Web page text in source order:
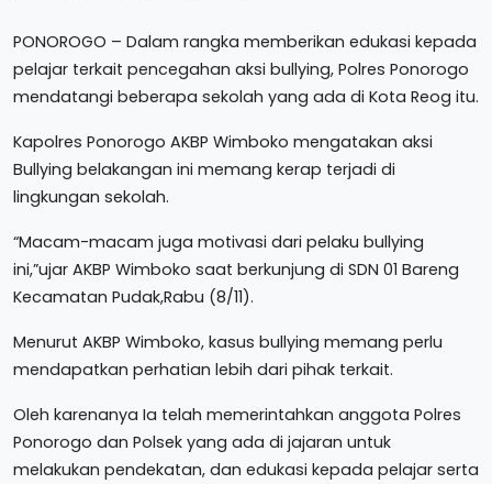
PONOROGO – Dalam rangka memberikan edukasi kepada
pelajar terkait pencegahan aksi bullying, Polres Ponorogo
mendatangi beberapa sekolah yang ada di Kota Reog itu.
Kapolres Ponorogo AKBP Wimboko mengatakan aksi
Bullying belakangan ini memang kerap terjadi di
lingkungan sekolah.
“Macam-macam juga motivasi dari pelaku bullying
ini,”ujar AKBP Wimboko saat berkunjung di SDN 01 Bareng
Kecamatan Pudak,Rabu (8/11).
Menurut AKBP Wimboko, kasus bullying memang perlu
mendapatkan perhatian lebih dari pihak terkait.
Oleh karenanya Ia telah memerintahkan anggota Polres
Ponorogo dan Polsek yang ada di jajaran untuk
melakukan pendekatan, dan edukasi kepada pelajar serta